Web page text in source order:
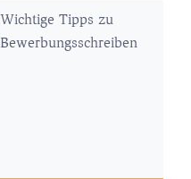
Wichtige Tipps zu
Bewerbungsschreiben